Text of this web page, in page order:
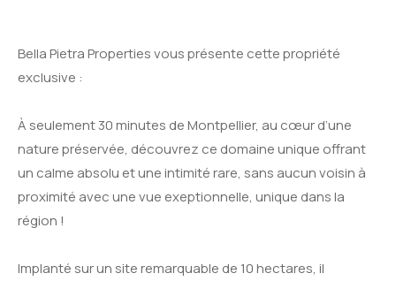
Bella Pietra Properties vous présente cette propriété
exclusive :
À seulement 30 minutes de Montpellier, au cœur d’une
nature préservée, découvrez ce domaine unique offrant
un calme absolu et une intimité rare, sans aucun voisin à
proximité avec une vue exeptionnelle, unique dans la
région !
Implanté sur un site remarquable de 10 hectares, il